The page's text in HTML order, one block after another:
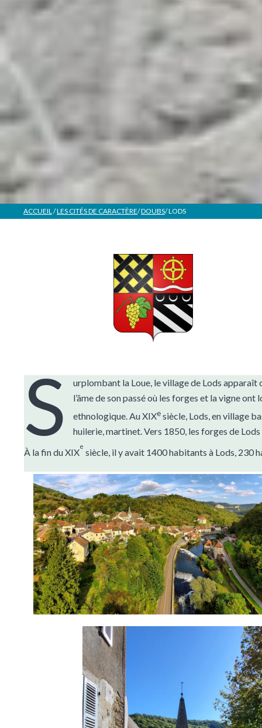
ACCUEIL/LES CITÉS DE CARACTÈRE/DOUBS/LODS
S
urplombant la Loue, le village de Lods apparaît
l’âme de son passé où les forges et la vigne
ethnologique. Au XIXesiècle, Lods, en village
huilerie, martinet. Vers 1850, les forges de
À la fin du XIX
e
siècle, il y avait 1400 habitants à Lods, 230